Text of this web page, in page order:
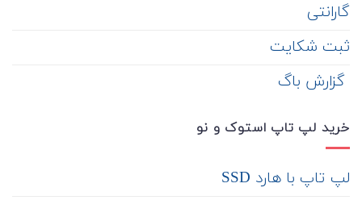
گارانتی
ثبت شکایت
‌ گزارش باگ
خرید لپ تاپ استوک و نو
لپ تاپ با هارد SSD